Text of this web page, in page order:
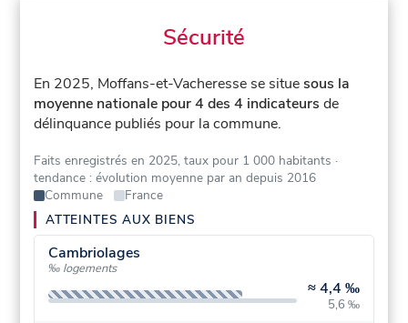
Sécurité
En 2025, Moffans-et-Vacheresse se situesous la
moyenne nationale pour 4 des 4 indicateurs de
délinquance publiés pour la commune.
Faits enregistrés en 2025, taux pour 1 000 habitants ·
tendance : évolution moyenne par an depuis 2016
Commune
France
ATTEINTES AUX BIENS
Cambriolages
‰ logements
≈4,4 ‰
5,6 ‰